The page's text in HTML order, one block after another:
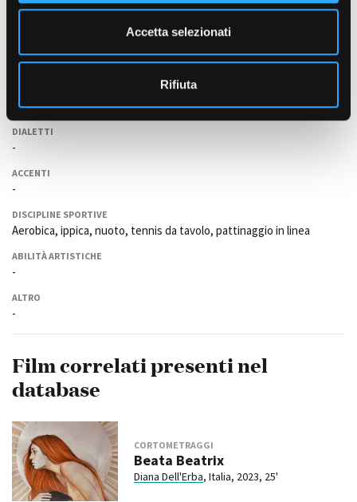
Accetta selezionati
Rifiuta
Sorelle Suburbe (2003)
Stage "La Voce" con Ian Magilton presso il "Roy Hart Theatre"
Stage sul metodo Stanislavskij con Galina Viktorovna Propina (2007)
Italiano, inglese
DIALETTI
-
ACCENTI
-
DISCIPLINE SPORTIVE
Aerobica, ippica, nuoto, tennis da tavolo, pattinaggio in linea
ABILITÀ ARTISTICHE
-
ALTRO
-
Film correlati presenti nel
database
CORTOMETRAGGI
Beata Beatrix
Diana Dell'Erba, Italia, 2023, 25'